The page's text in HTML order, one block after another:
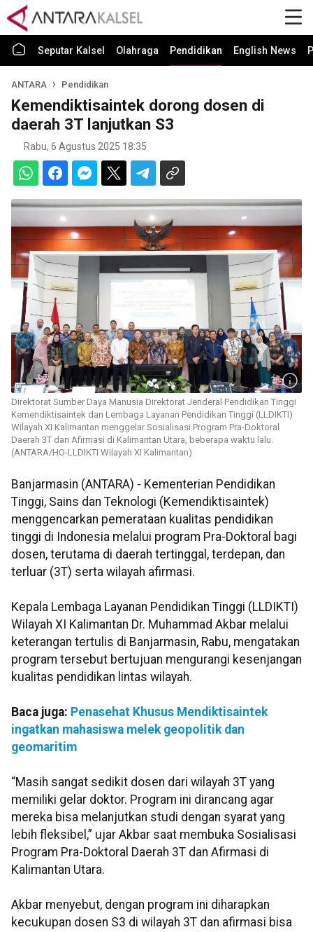
Seputar Kalsel Olahraga Pendidikan English News
ANTARA Pendidikan
Kemendiktisaintek dorong dosen di
daerah 3T lanjutkan S3
Rabu, 6 Agustus 2025 18:35
Direktorat Sumber Daya Manusia Direktorat Jenderal Pendidikan Tinggi
Kemendiktisaintek dan Lembaga Layanan Pendidikan Tinggi (LLDIKTI)
Wilayah XI Kalimantan menggelar Sosialisasi Program Pra-Doktoral
Daerah 3T dan Afirmasi di Kalimantan Utara, beberapa waktu lalu.
(ANTARA/HO-LLDIKTI Wilayah XI Kalimantan)
Banjarmasin (ANTARA) - Kementerian Pendidikan
Tinggi, Sains dan Teknologi (Kemendiktisaintek)
menggencarkan pemerataan kualitas pendidikan
tinggi di Indonesia melalui program Pra-Doktoral bagi
dosen, terutama di daerah tertinggal, terdepan, dan
terluar (3T) serta wilayah afirmasi.
Kepala Lembaga Layanan Pendidikan Tinggi (LLDIKTI)
Wilayah XI Kalimantan Dr. Muhammad Akbar melalui
keterangan tertulis di Banjarmasin, Rabu, mengatakan
program tersebut bertujuan mengurangi kesenjangan
kualitas pendidikan lintas wilayah.
Baca juga: Penasehat Khusus Mendiktisaintek
ingatkan mahasiswa melek geopolitik dan
geomaritim
“Masih sangat sedikit dosen dari wilayah 3T yang
memiliki gelar doktor. Program ini dirancang agar
mereka bisa melanjutkan studi dengan syarat yang
lebih fleksibel,” ujar Akbar saat membuka Sosialisasi
Program Pra-Doktoral Daerah 3T dan Afirmasi di
Kalimantan Utara.
Akbar menyebut, dengan program ini diharapkan
kecukupan dosen S3 di wilayah 3T dan afirmasi bisa